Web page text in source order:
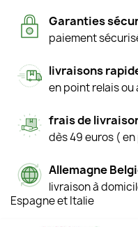
Garanties
paiement
livraisons
en point relais ou
frais de
dès 49 euros (
Allemagne
livraison à
Espagne et Italie